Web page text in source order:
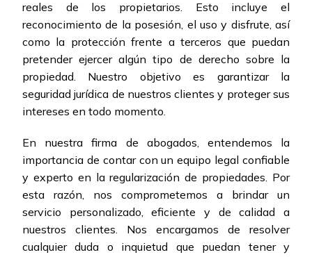
reales de los propietarios. Esto incluye el
reconocimiento de la posesión, el uso y disfrute, así
como la protección frente a terceros que puedan
pretender ejercer algún tipo de derecho sobre la
propiedad. Nuestro objetivo es garantizar la
seguridad jurídica de nuestros clientes y proteger sus
intereses en todo momento.
En nuestra firma de abogados, entendemos la
importancia de contar con un equipo legal confiable
y experto en la regularización de propiedades. Por
esta razón, nos comprometemos a brindar un
servicio personalizado, eficiente y de calidad a
nuestros clientes. Nos encargamos de resolver
cualquier duda o inquietud que puedan tener y